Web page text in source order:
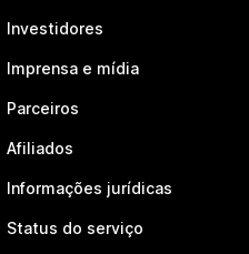
Investidores
Imprensa e mídia
Parceiros
Afiliados
Informações jurídicas
Status do serviço